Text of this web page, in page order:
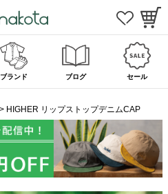
ブランド ブログ セール
HIGHER リップストップデニムCAP